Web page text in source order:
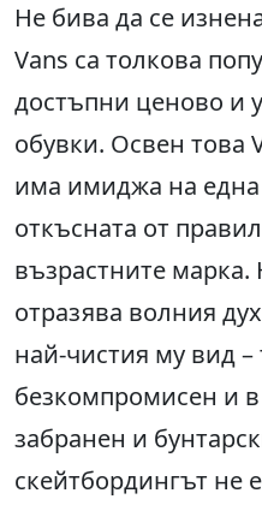
Не бива да се
Vans са толкова
достъпни ценово и
обувки. Освен това
има имиджа на
откъсната от
възрастните марка.
отразява волния
най-чистия му вид –
безкомпромисен и
забранен и
скейтбордингът не